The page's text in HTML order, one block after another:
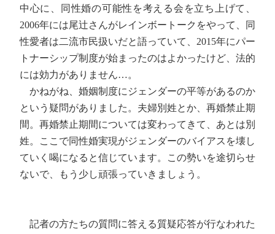
中心に、同性婚の可能性を考える会を立ち上げて、
2006年には尾辻さんがレインボートークをやって、同
性愛者は二流市民扱いだと語っていて、2015年にパー
トナーシップ制度が始まったのはよかったけど、法的
には効力がありません…。
かねがね、婚姻制度にジェンダーの平等があるのか
という疑問がありました。夫婦別姓とか、再婚禁止期
間。再婚禁止期間については変わってきて、あとは別
姓。ここで同性婚実現がジェンダーのバイアスを壊し
ていく喝になると信じています。この勢いを途切らせ
ないで、もう少し頑張っていきましょう。
記者の方たちの質問に答える質疑応答が行なわれた